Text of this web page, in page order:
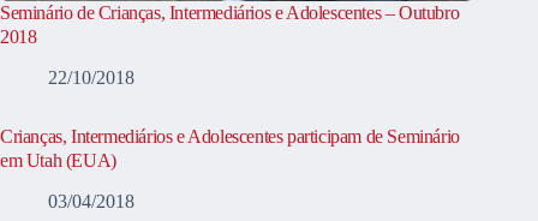
Seminário de Crianças, Intermediários e Adolescentes – Outubro
2018
22/10/2018
Crianças, Intermediários e Adolescentes participam de Seminário
em Utah (EUA)
03/04/2018